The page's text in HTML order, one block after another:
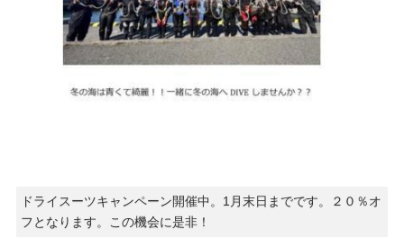
ドライスーツキャンペーン開催中。1月末日までです。２０％オ
フとなります。この機会に是非！